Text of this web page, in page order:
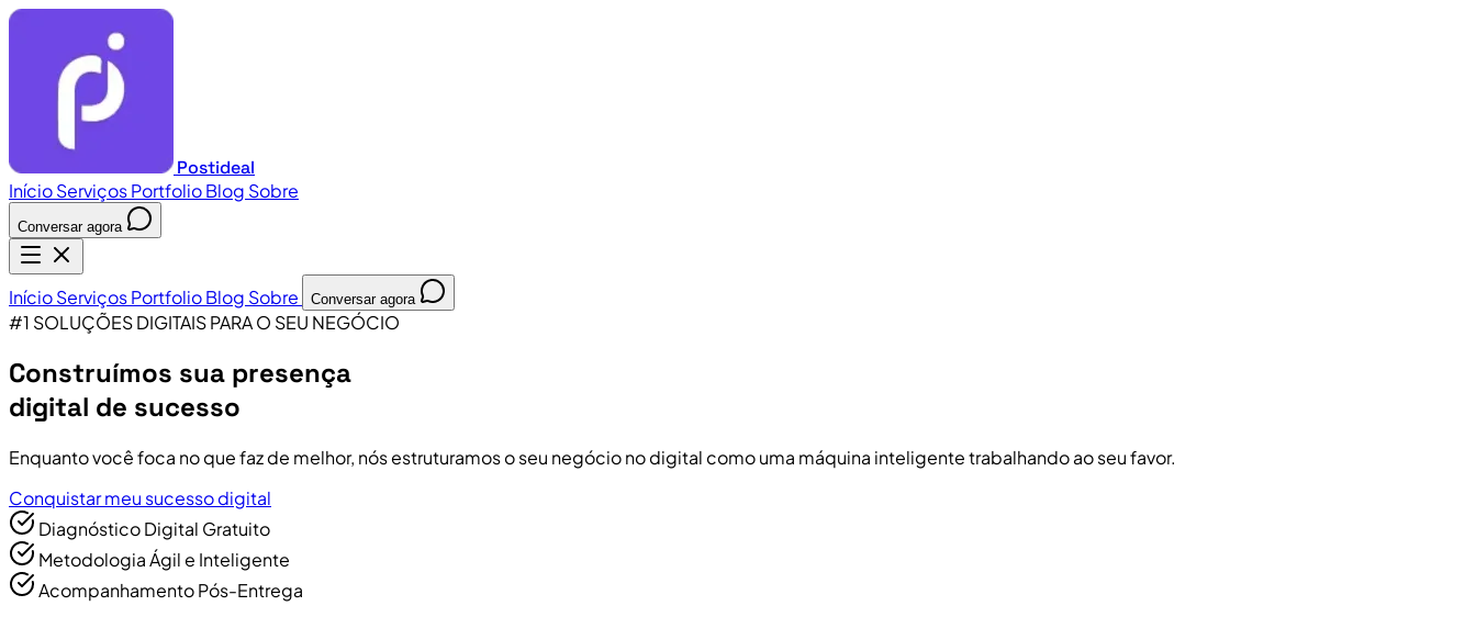
Postideal
InícioServiçosPortfolioBlog Sobre
Conversar agora
InícioServiçosPortfolioBlog Sobre Conversar agora
#1 SOLUÇÕES DIGITAIS PARA O SEU NEGÓCIO
Construímos sua presença
digital de sucesso
Enquanto você foca no que faz de melhor, nós estruturamos o seu negócio no digital como uma máquina inteligente trabalhando ao seu favor.
Conquistar meu sucesso digital
Diagnóstico Digital Gratuito
Metodologia Ágil e Inteligente
Acompanhamento Pós-Entrega